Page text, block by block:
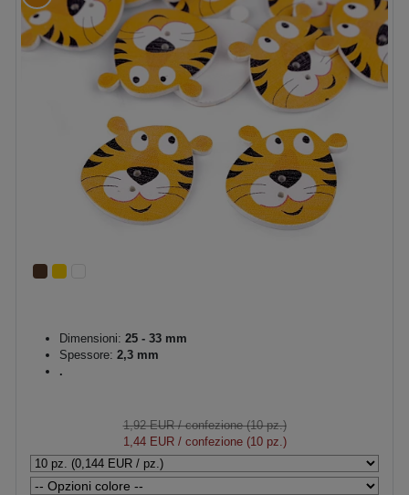
Dimensioni: 25 - 33 mm
Spessore: 2,3 mm
.
1,92 EUR/ confezione (10 pz.)
1,44 EUR/ confezione (10 pz.)